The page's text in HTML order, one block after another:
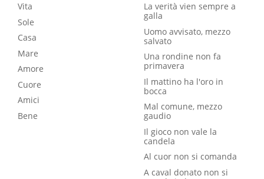
Vita
Sole
Casa
Mare
Amore
Cuore
Amici
Bene
La verità vien sempre a
galla
Uomo avvisato, mezzo
salvato
Una rondine non fa
primavera
Il mattino ha l'oro in
bocca
Mal comune, mezzo
gaudio
Il gioco non vale la
candela
Al cuor non si comanda
A caval donato non si